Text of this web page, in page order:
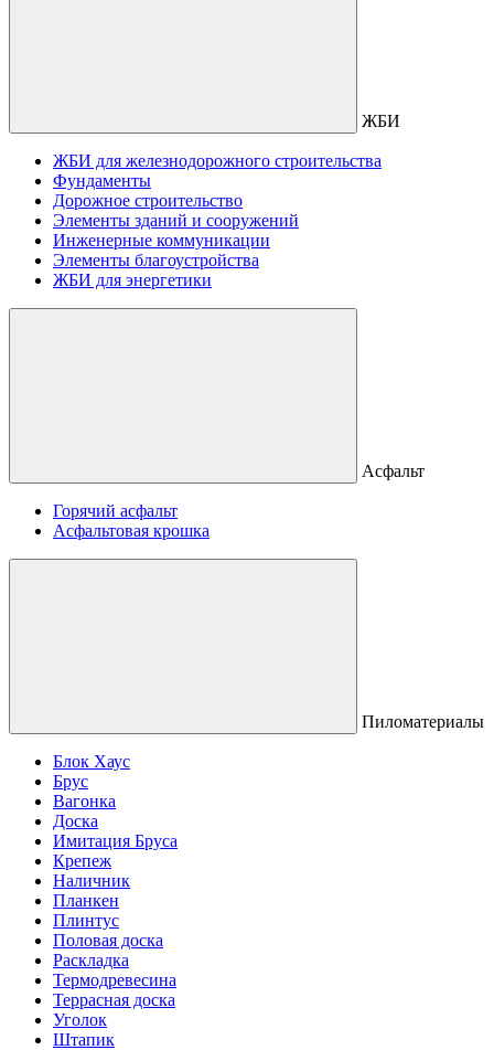
ЖБИ
ЖБИ для железнодорожного строительства
Фундаменты
Дорожное строительство
Элементы зданий и сооружений
Инженерные коммуникации
Элементы благоустройства
ЖБИ для энергетики
Асфальт
Горячий асфальт
Асфальтовая крошка
Пиломатериалы
Блок Хаус
Брус
Вагонка
Доска
Имитация Бруса
Крепеж
Наличник
Планкен
Плинтус
Половая доска
Раскладка
Термодревесина
Террасная доска
Уголок
Штапик